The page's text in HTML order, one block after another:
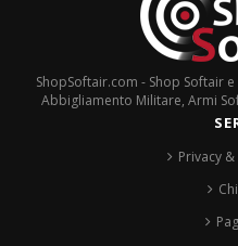
ShopSoftair.com - Shop Softair
Abbigliamento Militare, Armi
Privacy